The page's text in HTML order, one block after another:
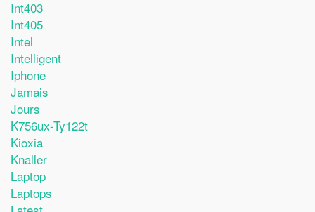
Int403
Int405
Intel
Intelligent
Iphone
Jamais
Jours
K756ux-Ty122t
Kioxia
Knaller
Laptop
Laptops